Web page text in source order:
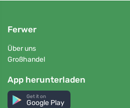
Ferwer
Über uns
Großhandel
App herunterladen
Get it on
Google Play